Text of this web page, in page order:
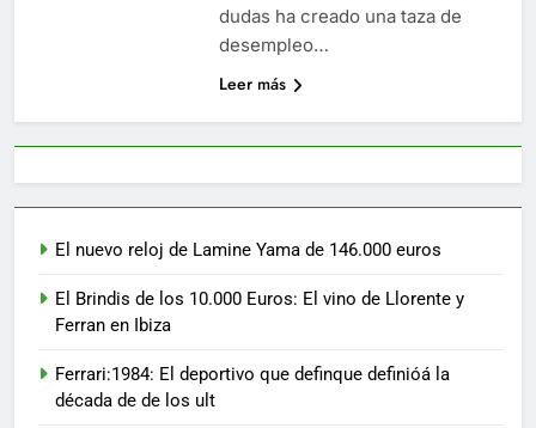
dudas ha creado una taza de
desempleo…
Leer más
El nuevo reloj de Lamine Yama de 146.000 euros
El Brindis de los 10.000 Euros: El vino de Llorente y
Ferran en Ibiza
Ferrari:1984: El deportivo que definque definióá la
década de de los ult